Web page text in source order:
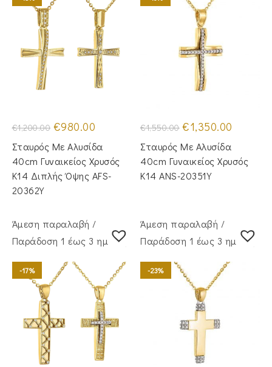
€1,200.00 Original
price
was:
€1,200.00.
€980.00
τιμή
είναι:
€980.00.
Σταυρός Mε Aλυσίδα
40cm Γυναικείος Χρυσός
Κ14 Διπλής Όψης AFS-
20362Y
€1,550.00 Original
price
was:
€1,550.00.
€1,350.00
€1,350.00.
Σταυρός Με Αλυσίδα
40cm Γυναικείος Χρυσός
Κ14 ANS-20351Y
Άμεση παραλαβή /
Παράδoση 1 έως 3 ημέρες
-17%
Άμεση παραλαβή /
Παράδoση 1 έως 3 ημέρες
-23%